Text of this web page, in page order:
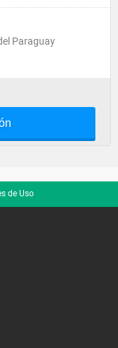
Paraguay
de Uso